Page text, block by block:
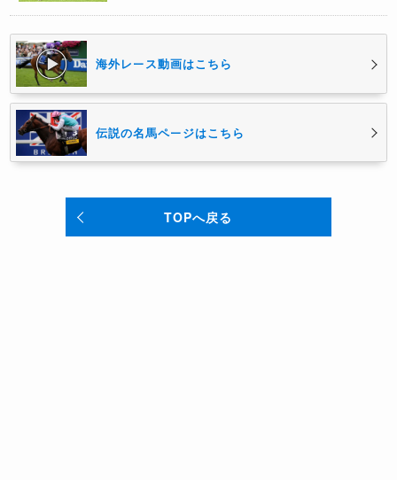
海外レース動画はこちら
伝説の名馬ページはこちら
TOPへ戻る